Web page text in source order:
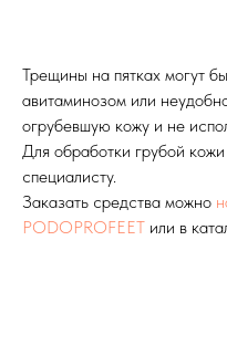
Трещины на пятках могут
авитаминозом или
огрубевшую кожу и не
Для обработки грубой
специалисту.
Заказать средства можно
PODOPROFEET или в